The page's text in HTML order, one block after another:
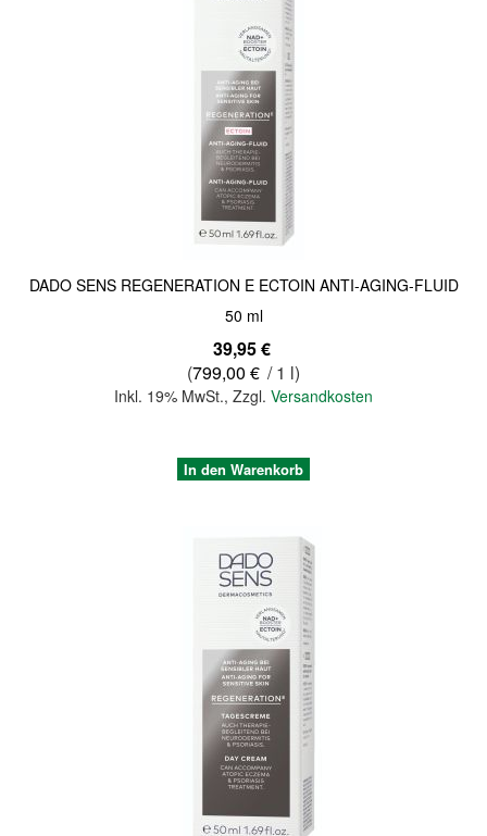
DADO SENS REGENERATION E ECTOIN ANTI-AGING-FLUID
50 ml
39,95 €
(799,00 € / 1 l)
Inkl. 19% MwSt., Zzgl. Versandkosten
In den Warenkorb